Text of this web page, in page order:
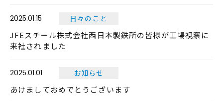
2025.01.15 日々のこと
JFEスチール株式会社西日本製鉄所の皆様が工場視察に
来社されました
2025.01.01 お知らせ
あけましておめでとうございます